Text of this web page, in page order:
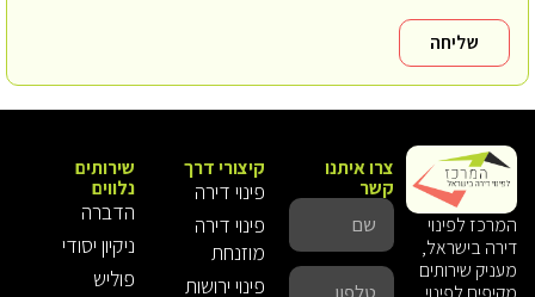
שליחה
המרכז לפינוי
דירה בישראל,
מעניק שירותים
קיצורי דרך
פינוי דירה
פינוי דירה
מוזנחת
פינוי ירושות
שירותים
נלווים
הדברה
ניקיון יסודי
פוליש
צרו איתנו
קשר